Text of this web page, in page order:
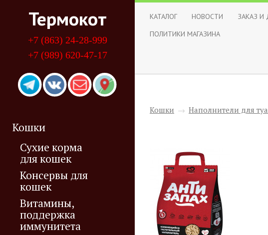
Термокот
+7 (863) 24-28-999
+7 (989) 620-47-17
Кошки
Сухие корма
для кошек
Консервы для
кошек
Витамины,
поддержка
иммунитета
КАТАЛОГ НОВОСТИ ЗАКАЗ И
ПОЛИТИКИ МАГАЗИНА
Кошки → Наполнители для